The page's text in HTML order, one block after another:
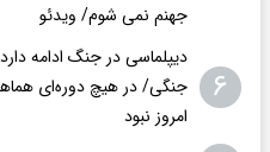
جهنم نمی شوم/ ویدئو
۶
دیپلماسی در جنگ ادامه
جنگی/ در هیچ دوره‌ای
امروز نبود